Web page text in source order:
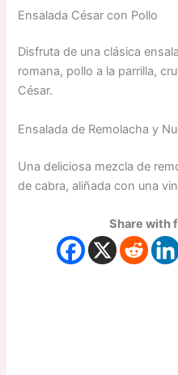
Ensalada César con Pollo
Disfruta de una clásica
romana, pollo a la parrilla,
César.
Ensalada de Remolacha y
Una deliciosa mezcla de
de cabra, aliñada con una
Share with